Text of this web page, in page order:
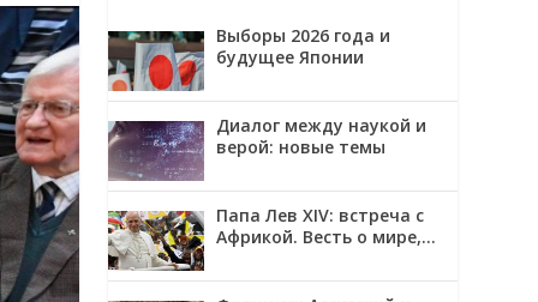
Выборы 2026 года и
будущее Японии
Диалог между наукой и
верой: новые темы
Папа Лев XIV: встреча с
Африкой. Весть о мире,